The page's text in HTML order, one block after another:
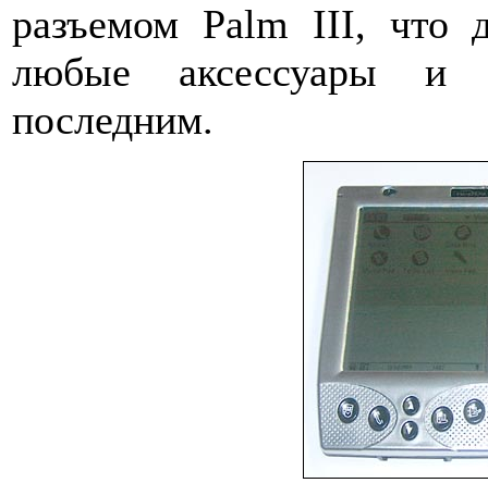
разъемом Palm III, что
любые аксессуары и
последним.